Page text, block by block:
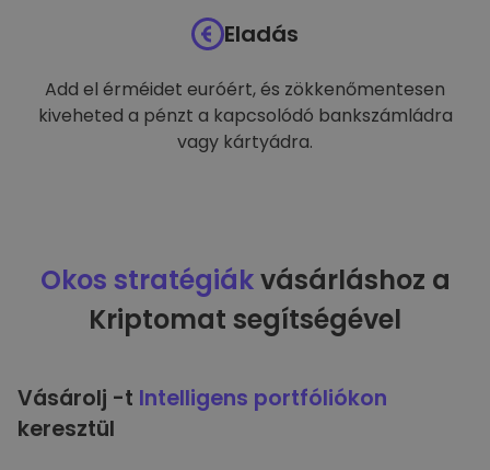
Eladás
Add el érméidet euróért, és zökkenőmentesen
kiveheted a pénzt a kapcsolódó bankszámládra
vagy kártyádra.
Okos stratégiákvásárláshoz a
Kriptomat segítségével
Vásárolj -t Intelligens portfóliókon
keresztül